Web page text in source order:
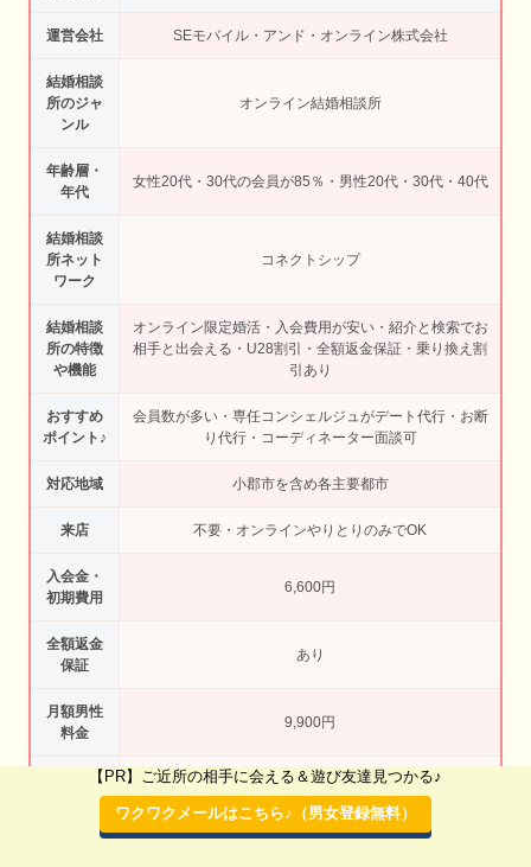
運営会社 SEモバイル・アンド・オンライン株式会社
結婚相談
所のジャ
ンル
オンライン結婚相談所
年齢層・
年代
女性20代・30代の会員が85％・男性20代・30代・40代
結婚相談
所ネット
ワーク
コネクトシップ
結婚相談
所の特徴
や機能
オンライン限定婚活・入会費用が安い・紹介と検索でお
相手と出会える・U28割引・全額返金保証・乗り換え割
引あり
おすすめ
ポイント♪
会員数が多い・専任コンシェルジュがデート代行・お断
り代行・コーディネーター面談可
対応地域 小郡市を含め各主要都市
来店 不要・オンラインやりとりのみでOK
入会金・
初期費用
6,600円
全額返金
保証
あり
月額男性
料金
9,900円
月額女性【PR】ご近所の相手に会える＆遊び友達見つかる♪
ワクワクメールはこちら♪（男女登録無料）